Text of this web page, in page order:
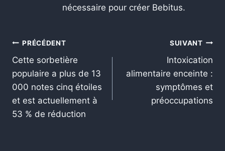
nécessaire pour créer Bebitus.
PRÉCÉDENT
Cette sorbetière
populaire a plus de 13
000 notes cinq étoiles
et est actuellement à
53 % de réduction
SUIVANT
Intoxication
alimentaire enceinte :
symptômes et
préoccupations